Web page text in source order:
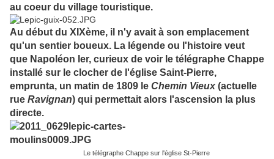
au coeur du village touristique.
Au début du XIXème, il n'y avait à son emplacement
qu'un sentier boueux. La légende ou l'histoire veut
que Napoléon Ier, curieux de voir le télégraphe Chappe
installé sur le clocher de l'église Saint-Pierre,
emprunta, un matin de 1809 le Chemin Vieux (actuelle
rue Ravignan) qui permettait alors l'ascension la plus
directe.
Le télégraphe Chappe sur l'église St-Pierre